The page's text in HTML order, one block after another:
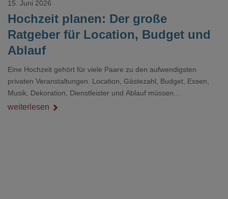
Hochzeit planen: Der große
Ratgeber für Location, Budget und
Ablauf
15. Juni 2026
Eine Hochzeit gehört für viele Paare zu den aufwendigsten
privaten Veranstaltungen. Location, Gästezahl, Budget, Essen,
Musik, Dekoration, Dienstleister und Ablauf müssen
zusammenpassen, damit der Tag gut organisiert ist und trotzdem
weiterlesen